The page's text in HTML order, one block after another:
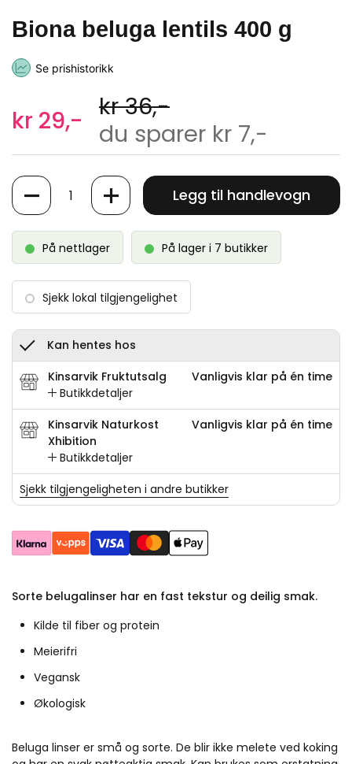
Biona beluga lentils 400 g
Se prishistorikk
kr 29,- kr 36,-
du sparer kr 7,-
Antall
Legg til handlevogn
På nettlager På lager i 7 butikker
Sjekk lokal tilgjengelighet
Kan hentes hos
Kinsarvik Fruktutsalg
Butikkdetaljer
Vanligvis klar på én time
Kinsarvik Naturkost
Xhibition
Butikkdetaljer
Vanligvis klar på én time
Sjekk tilgjengeligheten i andre butikker
Sorte belugalinser har en fast tekstur og deilig smak.
Kilde til fiber og protein
Meierifri
Vegansk
Økologisk
Beluga linser er små og sorte. De blir ikke melete ved koking